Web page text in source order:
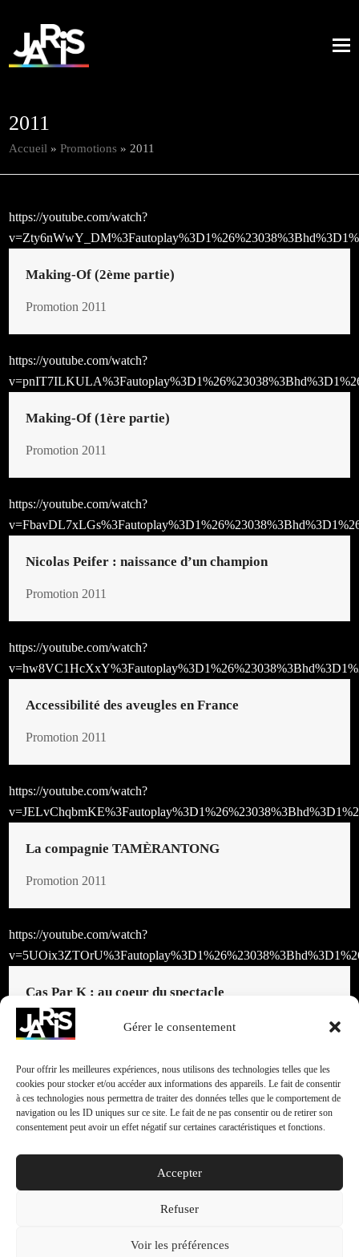
Gérer le consentement
Pour offrir les meilleures expériences, nous utilisons des technologies telles que les
cookies pour stocker et/ou accéder aux informations des appareils. Le fait de consentir
à ces technologies nous permettra de traiter des données telles que le comportement de
navigation ou les ID uniques sur ce site. Le fait de ne pas consentir ou de retirer son
consentement peut avoir un effet négatif sur certaines caractéristiques et fonctions.
Accepter
Refuser
Voir les préférences
2011
Accueil »Promotions » 2011
https://youtube.com/watch?
Making-Of (2ème partie)
Promotion 2011
https://youtube.com/watch?
Making-Of (1ère partie)
Promotion 2011
https://youtube.com/watch?
Nicolas Peifer : naissance d’un champion
Promotion 2011
https://youtube.com/watch?
Accessibilité des aveugles en France
Promotion 2011
https://youtube.com/watch?
La compagnie TAMÈRANTONG
Promotion 2011
https://youtube.com/watch?
Cas Par K : au coeur du spectacle
Promotion 2011
https://youtube.com/watch?
Cas Par K